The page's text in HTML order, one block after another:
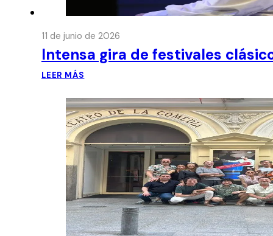
11 de junio de 2026
Intensa gira de festivales
LEER MÁS